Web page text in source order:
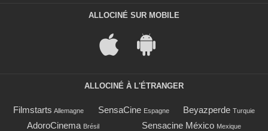
ALLOCINÉ SUR MOBILE
ALLOCINÉ À L'ÉTRANGER
Filmstarts Allemagne SensaCine Espagne Beyazperde Turquie
AdoroCinema Brésil Sensacine México Mexique